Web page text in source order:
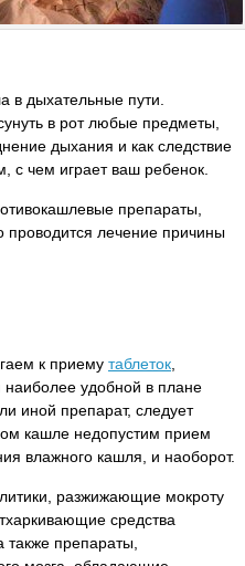
в дыхательные пути.
в рот любые предметы,
дыхания и как следствие
с чем играет ваш ребенок.
препараты,
лечение причины
к приему таблеток
наиболее удобной в плане
иной препарат, следует
кашле недопустим прием
влажного кашля, и наоборот.
разжижающие мокроту
средства
также препараты,